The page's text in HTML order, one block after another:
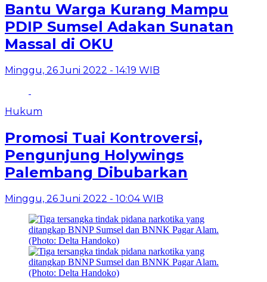
Bantu Warga Kurang Mampu
PDIP Sumsel Adakan Sunatan
Massal di OKU
Minggu, 26 Juni 2022 - 14:19 WIB
Hukum
Promosi Tuai Kontroversi,
Pengunjung Holywings
Palembang Dibubarkan
Minggu, 26 Juni 2022 - 10:04 WIB